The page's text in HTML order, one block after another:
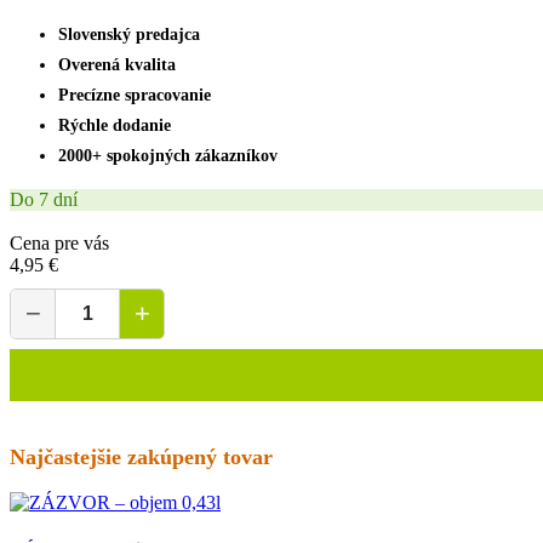
Slovenský predajca
Overená kvalita
Precízne spracovanie
Rýchle dodanie
2000+ spokojných zákazníkov
Do 7 dní
Cena pre vás
4,95 €
− +
Najčastejšie zakúpený tovar